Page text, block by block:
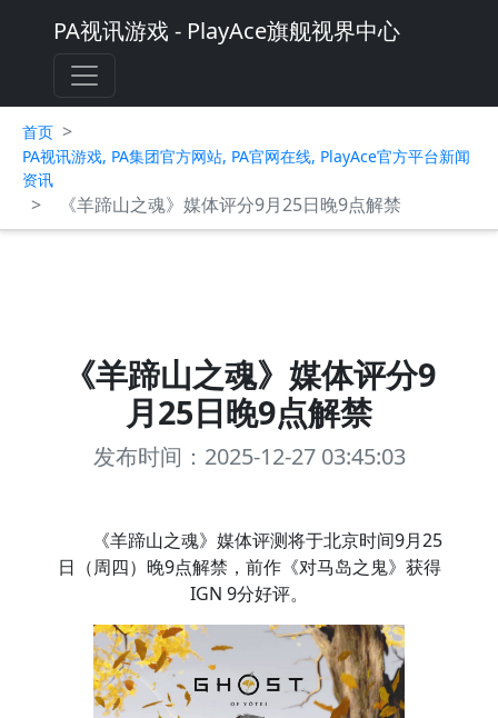
PA视讯游戏 - PlayAce旗舰视界中心
首页 >
PA视讯游戏, PA集团官方网站, PA官网在线, PlayAce官方平台新闻
资讯
> 《羊蹄山之魂》媒体评分9月25日晚9点解禁
《羊蹄山之魂》媒体评分9
月25日晚9点解禁
发布时间：2025-12-27 03:45:03
《羊蹄山之魂》媒体评测将于北京时间9月25
日（周四）晚9点解禁，前作《对马岛之鬼》获得
IGN 9分好评。